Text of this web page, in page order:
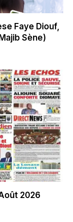
Faye Diouf,
Sène)
2026